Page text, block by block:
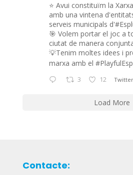
⭐️ Avui constituïm la
amb una vintena
serveis municipals
🎯 Volem portar el joc a
ciutat de manera
💡Tenim moltes idees i
marxa amb el
3 12 Twitter
Load More
Contacte: